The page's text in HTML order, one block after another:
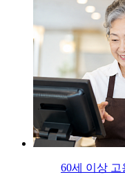
60세 이상 고